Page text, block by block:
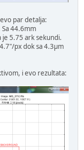
par detalja:
44.6mm
5.75 ark sekundi.
px dok sa 4.3µm
i evo rezultata: